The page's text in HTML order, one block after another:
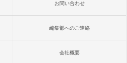
お問い合わせ
編集部へのご連絡
会社概要